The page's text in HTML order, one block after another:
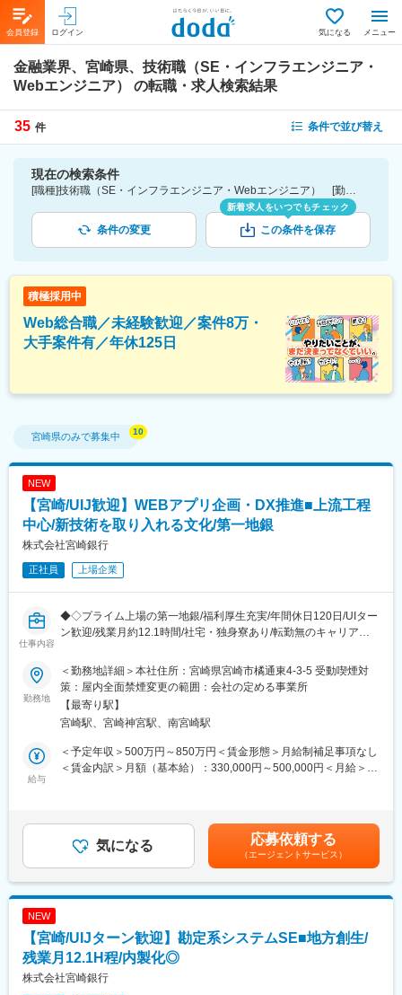
会員登録 ログイン 気になる メニュー
金融業界、宮崎県、技術職（SE・インフラエンジニア・
Webエンジニア）
の転職・求人検索結果
35 件 条件で並び替え
現在の検索条件
[職種]技術職（SE・インフラエンジニア・Webエンジニア） [勤務地]宮崎県 [業種]金融業界
条件の変更
新着求人をいつでもチェック
この条件を保存
積極採用中
Web総合職／未経験歓迎／案件8万・
大手案件有／年休125日
宮崎県のみで募集中
NEW
【宮崎/UIJ歓迎】WEBアプリ企画・DX推進■上流工程
中心/新技術を取り入れる文化/第一地銀
株式会社宮崎銀行
正社員 上場企業
仕事内容
◆◇プライム上場の第一地銀/福利厚生充実/年間休日120日/UIター
ン歓迎/残業月約12.1時間/社宅・独身寮あり/転勤無のキャリア選
■職務内容：
スマートフォンアプリやWebサービスを中心とした 顧客体験
（CX）・業務効率（DX） を進化させる企画ポジションです。
地方創生の中心に位置する第一地銀として、生成AIの実装やデー
タ基盤整備など、他行に先駆けたDXプロジェクトを次々と展開し
ています。
■詳細：
す。
・宮崎銀行アプリやWebサービスの新機能企画
・UI/UX改善、顧客行動データを活かした改善提案
・行内業務の効率化を実現するAIソリューション企画
・生成AIを活用した文書要約・問い合わせ対応などの導入
・AI活用ルール策定・運用プロセス改善
勤務地
＜勤務地詳細＞本社住所：宮崎県宮崎市橘通東4-3-5 受動喫煙対
策：屋内全面禁煙変更の範囲：会社の定める事業所
【最寄り駅】
宮崎駅、宮崎神宮駅、南宮崎駅
給与
＜予定年収＞500万円～850万円＜賃金形態＞月給制補足事項なし
＜賃金内訳＞月額（基本給）：330,000円～500,000円＜月給＞
す。月給(月額)は固定手当を含めた表記です。
気になる 応募依頼する
（エージェントサービス）
NEW
【宮崎/UIJターン歓迎】勘定系システムSE■地方創生/
残業月12.1H程/内製化◎
株式会社宮崎銀行